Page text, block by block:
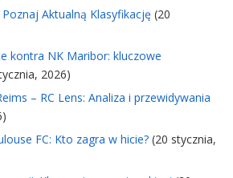
Aktualną Klasyfikację (20
kontra NK Maribor: kluczowe
2026)
– RC Lens: Analiza i przewidywania
FC: Kto zagra w hicie? (20 stycznia,